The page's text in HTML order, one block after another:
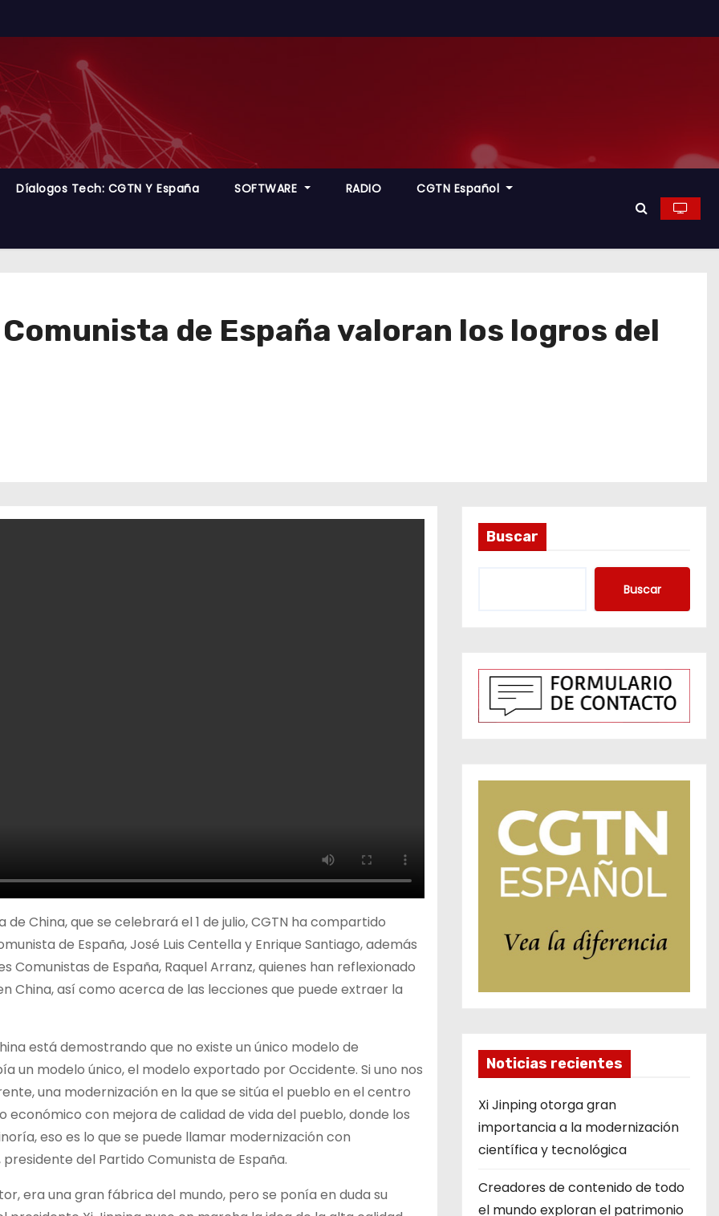
Díalogos Tech: CGTN Y España SOFTWARE RADIO CGTN Español
de España valoran los logros del
China, que se celebrará el 1 de julio, CGTN ha compartido
de España, José Luis Centella y Enrique Santiago, además
de España, Raquel Arranz, quienes han reflexionado
China, así como acerca de las lecciones que puede extraer la
está demostrando que no existe un único modelo de
un modelo único, el modelo exportado por Occidente. Si uno nos
una modernización en la que se sitúa el pueblo en el centro
con mejora de calidad de vida del pueblo, donde los
eso es lo que se puede llamar modernización con
del Partido Comunista de España.
era una gran fábrica del mundo, pero se ponía en duda su
Buscar
Buscar
Noticias recientes
Xi Jinping otorga gran
importancia a la modernización
científica y tecnológica
Creadores de contenido de todo
el mundo exploran el patrimonio